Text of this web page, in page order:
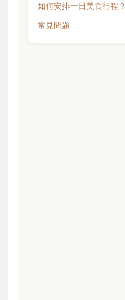
如何安排一日美食行程？
常見問題